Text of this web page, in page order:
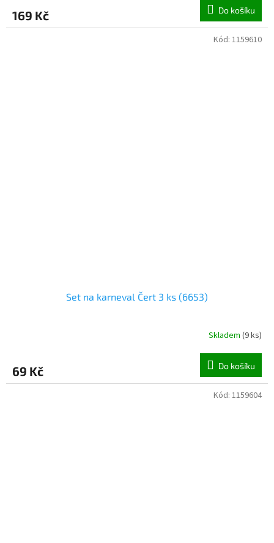
169 Kč Do košíku
Set na karneval Čert 3 ks (6653)
Skladem (9 ks)
69 Kč Do košíku
Kód: 1159610
Kód: 1159604